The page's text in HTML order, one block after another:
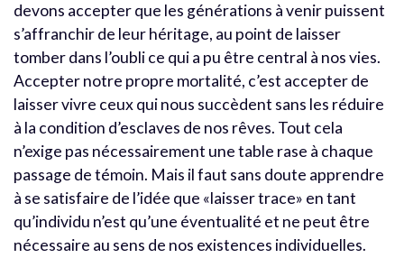
devons accepter que les générations à venir puissent
s’affranchir de leur héritage, au point de laisser
tomber dans l’oubli ce qui a pu être central à nos vies.
Accepter notre propre mortalité, c’est accepter de
laisser vivre ceux qui nous succèdent sans les réduire
à la condition d’esclaves de nos rêves. Tout cela
n’exige pas nécessairement une table rase à chaque
passage de témoin. Mais il faut sans doute apprendre
à se satisfaire de l’idée que «laisser trace» en tant
qu’individu n’est qu’une éventualité et ne peut être
nécessaire au sens de nos existences individuelles.